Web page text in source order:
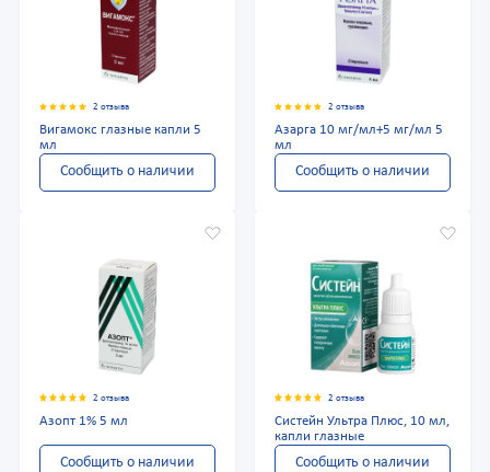
2 отзыва
Вигамокс глазные капли 5
мл
Сообщить о наличии
2 отзыва
Азарга 10 мг/мл+5 мг/мл 5
мл
Сообщить о наличии
2 отзыва
Азопт 1% 5 мл
Сообщить о наличии
2 отзыва
Систейн Ультра Плюс, 10 мл,
капли глазные
Сообщить о наличии